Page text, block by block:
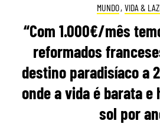
MUNDO, VIDA &
“Com 1.000€/mês
reformados
destino paradisíaco a
onde a vida é barata e
sol por